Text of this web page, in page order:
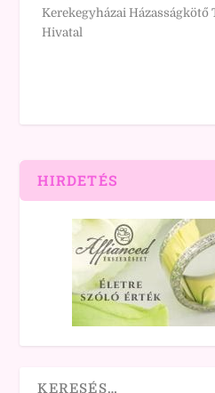
Kerekegyházai
Hivatal
HIRDETÉS